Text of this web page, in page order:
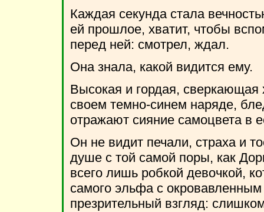
Каждая секунда стала
ей прошлое, хватит, чтобы
перед ней: смотрел, ждал.
Она знала, какой видится ему.
Высокая и гордая,
своем темно-синем наряде,
отражают сияние самоцвета в
Он не видит печали, страха и
душе с той самой поры, как
всего лишь робкой девочкой,
самого эльфа с
презрительный взгляд: